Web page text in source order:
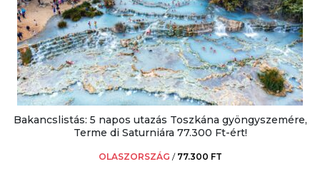
Bakancslistás: 5 napos utazás Toszkána gyöngyszemére,
Terme di Saturniára 77.300 Ft-ért!
OLASZORSZÁG / 77.300 FT